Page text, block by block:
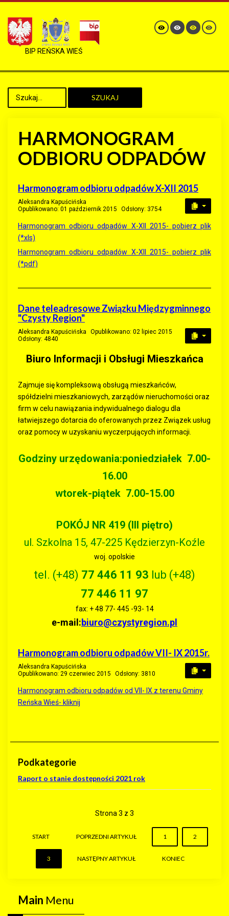
BIP REŃSKA WIEŚ
SZUKAJ
HARMONOGRAM
ODBIORU ODPADÓW
Harmonogram odbioru odpadów X-XII 2015
Aleksandra Kapuścińska
Opublikowano: 01 październik 2015
Odsłony: 3754
Harmonogram odbioru odpadów X-XII 2015- pobierz plik
(*xls)
Harmonogram odbioru odpadów X-XII 2015- pobierz plik
(*pdf)
Dane teleadresowe Związku Międzygminnego
"Czysty Region"
Aleksandra Kapuścińska
Opublikowano: 02 lipiec 2015
Odsłony: 4840
Biuro Informacji i Obsługi Mieszkańca
Zajmuje się kompleksową obsługą mieszkańców,
spółdzielni mieszkaniowych, zarządów nieruchomości oraz
firm w celu nawiązania indywidualnego dialogu dla
łatwiejszego dotarcia do oferowanych przez Związek usług
oraz pomocy w uzyskaniu wyczerpujących informacji.
Godziny urzędowania:poniedziałek 7.00-
16.00
wtorek-piątek 7.00-15.00
POKÓJ NR 419 (III piętro)
ul. Szkolna 15, 47-225 Kędzierzyn-Koźle
woj. opolskie
tel. (+48) 77 446 11 93 lub (+48)
77 446 11 97
fax: + 48 77- 445 -93- 14
e-mail:biuro@czystyregion.pl
Harmonogram odbioru odpadów VII- IX 2015r.
Aleksandra Kapuścińska
Opublikowano: 29 czerwiec 2015
Odsłony: 3810
Harmonogram odbioru odpadów od VII- IX z terenu Gminy
Reńska Wieś- kliknij
Podkategorie
Raport o stanie dostępności 2021 rok
Strona 3 z 3
START POPRZEDNI ARTYKUŁ 1 2
3 NASTĘPNY ARTYKUŁ KONIEC
Main Menu